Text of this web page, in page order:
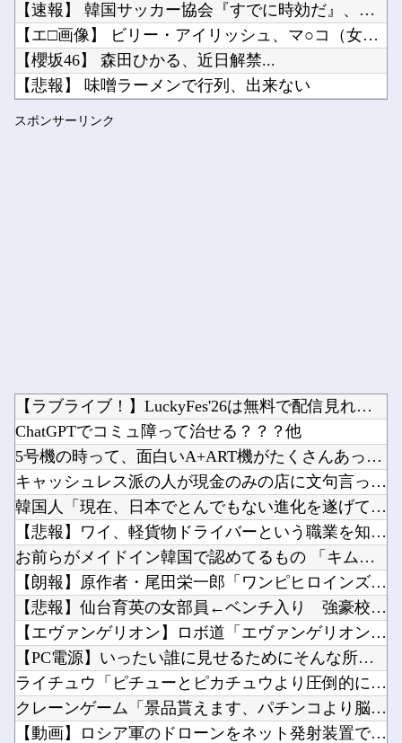
【速報】 韓国サッカー協会『すでに時効だ』、外国人審判らへ性...
【エ□画像】 ビリー・アイリッシュ、マ○コ（女性器）披露
【櫻坂46】 森田ひかる、近日解禁...
【悲報】 味噌ラーメンで行列、出来ない
スポンサーリンク
【ラブライブ！】LuckyFes'26は無料で配信見れるのか...
ChatGPTでコミュ障って治せる？？？他
5号機の時って、面白いA+ART機がたくさんあって楽しかった...
キャッシュレス派の人が現金のみの店に文句言ってるのってどう思...
韓国人「現在、日本でとんでもない進化を遂げている韓国料理がこ...
【悲報】ワイ、軽貨物ドライバーという職業を知ってしまう・・・...
お前らがメイドイン韓国で認めてるもの 「キムチ」あと3つは？...
【朗報】原作者・尾田栄一郎「ワンピヒロインズ娘に見せたら反応...
【悲報】仙台育英の女部員←ベンチ入り 強豪校のジャガイモダン...
【エヴァンゲリオン】ロボ道「エヴァンゲリオン弐号機（TVシリ...
【PC電源】いったい誰に見せるためにそんな所にLCD付けるの...
ライチュウ「ピチューとピカチュウより圧倒的に強いですｗｗｗｗ...
クレーンゲーム「景品貰えます、パチンコより脳汁出ます、金かけ...
【動画】ロシア軍のドローンをネット発射装置で撃墜するウクライ...